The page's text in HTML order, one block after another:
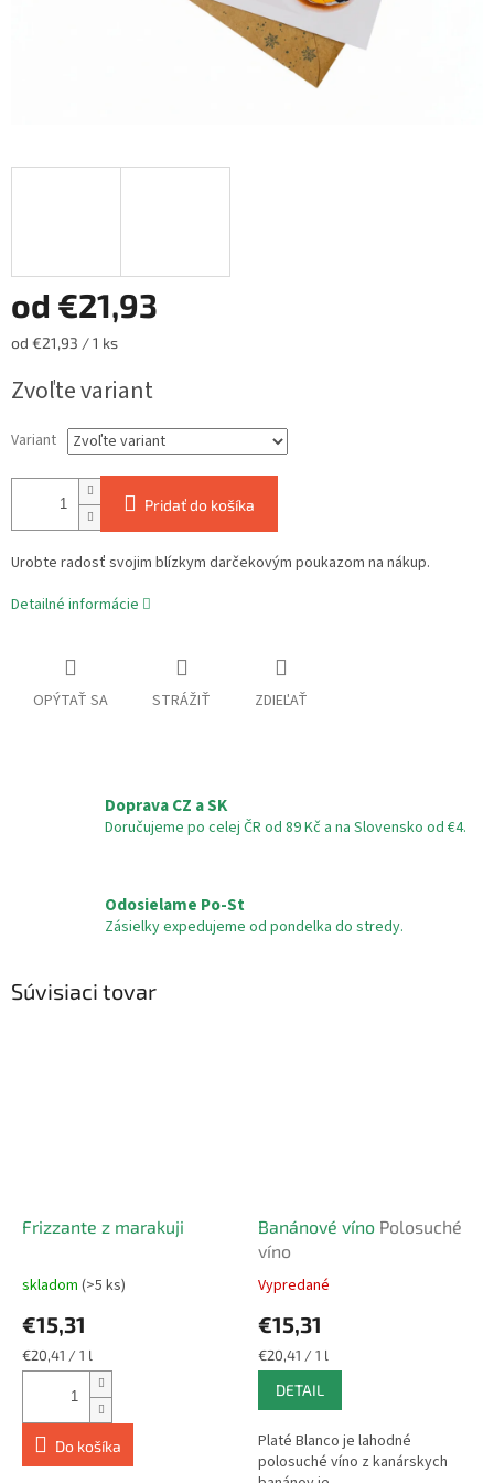
od €21,93
Jednotková
od €21,93 / 1 ks
Zvoľte variant
Variant
Pridať do košíka
Urobte radosť svojim blízkym darčekovým poukazom na nákup.
Detailné informácie
OPÝTAŤ SA STRÁŽIŤ ZDIEĽAŤ
Doprava CZ a SK
Doručujeme po celej ČR od 89 Kč a na Slovensko od €4.
Odosielame Po-St
Zásielky expedujeme od pondelka do stredy.
Súvisiaci tovar
Frizzante z marakuji
Priemerné
produktu
je
5,0
hviezdičiek.
skladom (>5 ks)
€15,31
Jednotková
cena:
€20,41 / 1 l
Do košíka
Banánové víno Polosuché
víno
Priemerné
produktu
je
5,0
5
hviezdičiek.
Vypredané
€15,31
Jednotková
cena:
€20,41 / 1 l
DETAIL
Platé Blanco je lahodné
polosuché víno z kanárskych